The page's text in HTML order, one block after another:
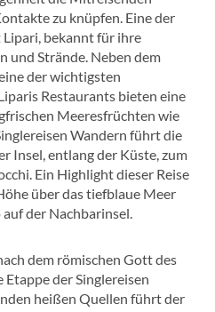
zu knüpfen. Eine der
bekannt für ihre
und Strände. Neben dem
der wichtigsten
Restaurants bieten eine
Meeresfrüchten wie
Wandern führt die
Insel, entlang der Küste, zum
Ein Highlight dieser Reise
über das tiefblaue Meer
der Nachbarinsel.
dem römischen Gott des
Etappe der Singlereisen
heißen Quellen führt der